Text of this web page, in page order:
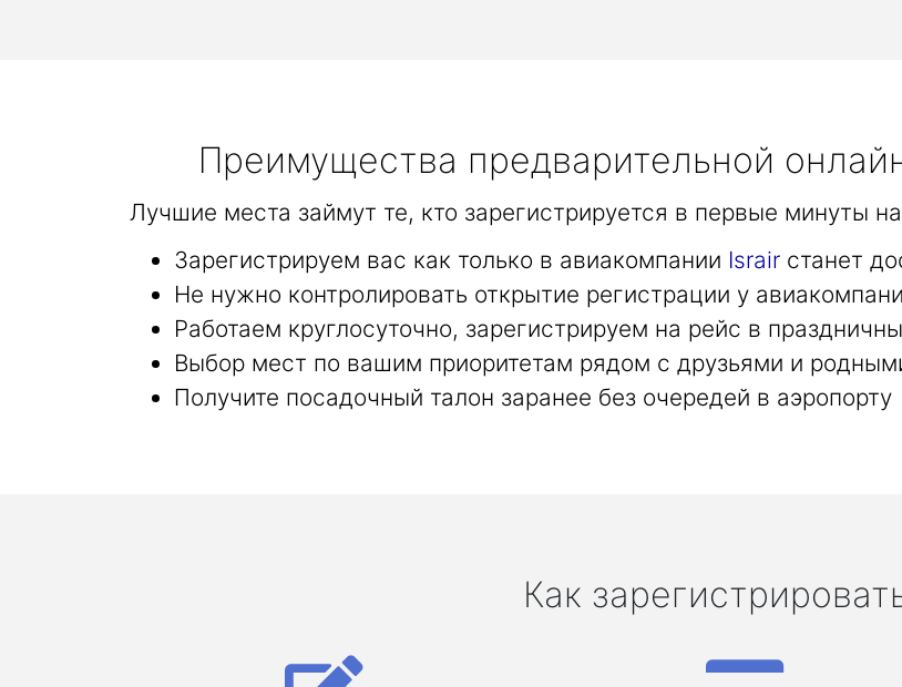
Преимущества предварительной
Лучшие места займут те, кто зарегистрируется в первые минуты
Зарегистрируем вас как только в авиакомпании Israir станет
Не нужно контролировать открытие регистрации у
Работаем круглосуточно, зарегистрируем на рейс в
Выбор мест по вашим приоритетам рядом с друзьями и
Получите посадочный талон заранее без очередей в аэропорту
Как